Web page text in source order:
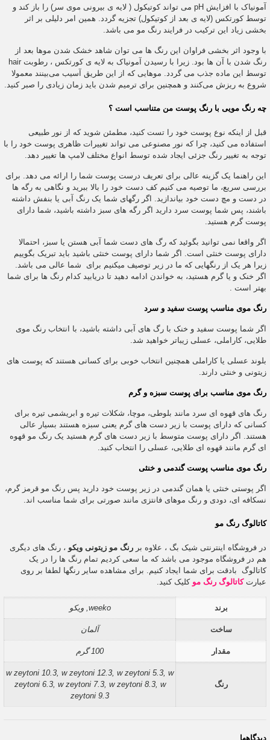
آمونیاک با افزایش pH می تواند کوتیکول ( لایه ی بیرونی موی سر) را باز کند و
توسط کورتکس (لایه ی بعد از کوتیکول) تجزیه گردد. همین امر دلیلی بر اثر
بخشی زیاد این ترکیب در فرایند رنگ مو می باشد.
با وجود اثر بخشی فراوان این رنگ ها می توان شاهد خشک شدن موها بعد از
رنگ شدن با آن ها بود. زیرا با رسیدن آمونیاک به لایه ی کورتکس ، رطوبت hair
توسط این ماده جذب می گردد. موهایی که از این طریق آسیب می‌بینند معمولا
شروع به ریزش می‌کنند و همچنین برای ترمیم شدن باید زمان زیادی را صبر کنید.
چه رنگ مویی با رنگ پوست من متناسب است ؟
قبل از اینکه نوع پوست خود را تست کنید، مطمئن شوید که از نور طبیعی
استفاده می کنید، چرا که نور مصنوعی می تواند تغییرات ظاهری پوست خود را با
توجه به تغییر رنگ جزئی ایجاد شده توسط انواع مختلف لامپ ها تغییر دهد.
این راهنما یک گزینه عالی برای تعریف درست پوست شما را ارائه می دهد. برای
بررسی سریع، ما توصیه می کنیم کف دست خود را بالا ببرید و نگاهی به رگه ها
در دست و مچ دست خود بیاندازید. اگر رگهای شما یک رنگ آبی یا بنفش داشته
باشند، پس شما پوست سرد دارید اگر رگه های سبز داشته باشید، شما دارای
پوست گرم هستید.
اگر واقعا نمی توانید بگوئید که رگ های دست شما آبی هستن یا سبز، احتمالا
دارای پوست خنثی است. اگر شما دارای پوست خنثی باشید باید تبریک بگوییم
زیرا هر یک از رنگهایی که ما در زیر توصیف میکنیم برای شما عالی می باشد.
اگر خنک و یا گرم هستید، به خواندن ادامه دهید تا دریابید کدام رنگ ها برای شما
بهتر است .
رنگ موی مناسب پوست سفید و سرد
اگر شما پوست سفید و خنک با رگ های آبی داشته باشید، با انتخاب رنگ موی
طلایی، کاراملی، عسلی زیباتر خواهید شد.
بلوند عسلی یا کاراملی همچنین انتخاب خوبی برای کسانی هستند که پوست های
زیتونی و خنثی دارند.
رنگ موی مناسب برای پوست سبزه و گرم
رنگ های قهوه ای سرد مانند بلوطی، موچا، شکلات تیره و ابریشمی تیره برای
کسانی که دارای پوست با زیر دست های گرم یعنی سبزه هستند بسیار عالی
هستند. اگر دارای پوست متوسط با زیر دست های گرم هستید یک رنگ مو قهوه
ای گرم مانند قهوه ای طلایی، عسلی را انتخاب کنید.
رنگ موی مناسب پوست گندمی و خنثی
اگر پوستی خنثی یا همان گندمی در زیر پوست خود دارید پس رنگ مو قرمز گرم،
نسکافه ای، دودی و رنگ موهای فانتزی مانند صورتی برای شما مناسب اند.
کاتالوگ رنگ مو
در فروشگاه اینترنتی شیک بگ ، علاوه بر رنگ مو زیتونی ویکو ، رنگ های دیگری
هم در فروشگاه موجود می باشد که ما سعی کردیم تمام رنگ ها را در یک
کاتالوگ بادقت برای شما ایجاد کنیم. برای مشاهده سایر رنگها لطفا بر روی
عبارتکاتالوگ رنگ موکلیک کنید.
برند weeko, ویکو
ساخت آلمان
مقدار 100 گرم
رنگ
w zeytoni 10.3, w zeytoni 12.3, w zeytoni 5.3, w
zeytoni 6.3, w zeytoni 7.3, w zeytoni 8.3, w
zeytoni 9.3
دیدگاهها